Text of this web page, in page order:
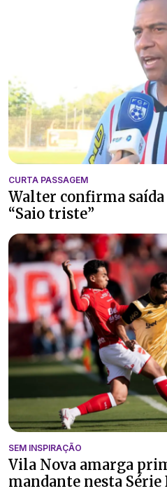
CURTA PASSAGEM
Walter confirma saída
“Saio triste”
SEM INSPIRAÇÃO
Vila Nova amarga
mandante nesta Série